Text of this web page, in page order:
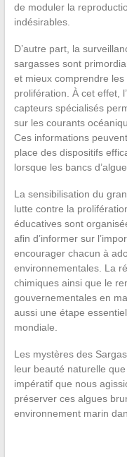
de moduler la
indésirables.
D’autre part, la
sargasses sont
et mieux comprendre
prolifération. À cet effet,
capteurs spécialisés
sur les courants
Ces informations
place des dispositifs
lorsque les bancs
La sensibilisation du
lutte contre la
éducatives sont
afin d’informer sur
encourager chacun à
environnementales. La
chimiques ainsi que le
gouvernementales en
aussi une étape
mondiale.
Les mystères des
leur beauté naturelle
impératif que nous
préserver ces algues
environnement marin